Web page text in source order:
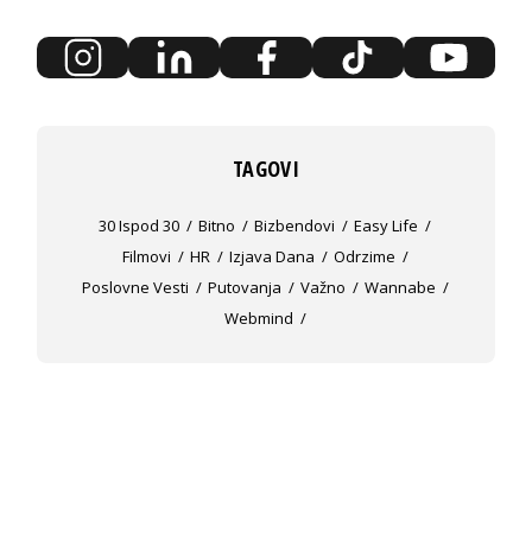
TAGOVI
30 Ispod 30 Bitno Bizbendovi
Easy Life
Filmovi
HR Izjava Dana
Odrzime
Poslovne Vesti
Putovanja Važno
Wannabe
Webmind